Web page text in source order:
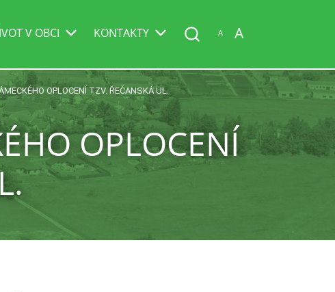
V OBCI KONTAKTY A A
OPLOCENÍ TZV. ŘEČANSKÁ UL.
OPLOCENÍ